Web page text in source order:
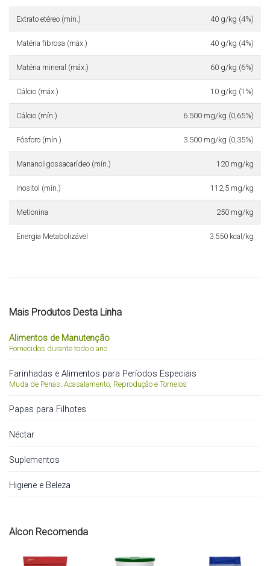
Extrato etéreo (mín.) 40 g/kg (4%)
Matéria fibrosa (máx.) 40 g/kg (4%)
Matéria mineral (máx.) 60 g/kg (6%)
Cálcio (máx.) 10 g/kg (1%)
Cálcio (mín.) 6.500 mg/kg (0,65%)
Fósforo (mín.) 3.500 mg/kg (0,35%)
Mananoligossacarídeo (mín.) 120 mg/kg
Inositol (mín.) 112,5 mg/kg
Metionina 250 mg/kg
Energia Metabolizável 3.550 kcal/kg
Mais Produtos Desta Linha
Alimentos de Manutenção
Fornecidos durante todo o ano
Farinhadas e Alimentos para Períodos Especiais
Muda de Penas, Acasalamento, Reprodução e Torneios
Papas para Filhotes
Néctar
Suplementos
Higiene e Beleza
Alcon Recomenda